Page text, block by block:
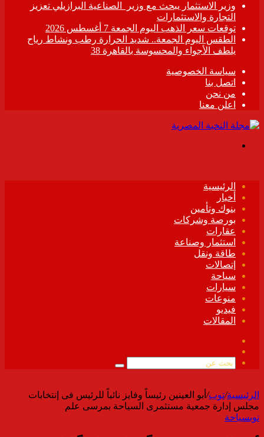
وزير الاستثمار يبحث مع وزير الصناعية البرازيلي تعزيز
التجارة والاستثمارات
توقعات سعر الذهب اليوم الجمعة 7 أغسطس 2026
الطقس اليوم الجمعة.. شديد الحرارة رطب ونشاط رياح
يلطف الأجواء والمحسوسة بالقاهرة 38
سياسة الخصوصية
اتصل بنا
من نحن
اعلن معنا
الرئيسية
أخبار
بنوك وتأمين
بورصة وشركات
عقارات
استثمار وصناعة
طاقة ونقل
إتصالات
سياحة
سيارات
منوعات
فيديو
المقالات
الموقع
بحث
الرئيسية/توب/ أبو العينين رئيساً وفايز نائباً للرئيس فى إنتخابات
مجلس إدارة جمعية مستثمرى السياحة بمرسى علم
توبسياحة